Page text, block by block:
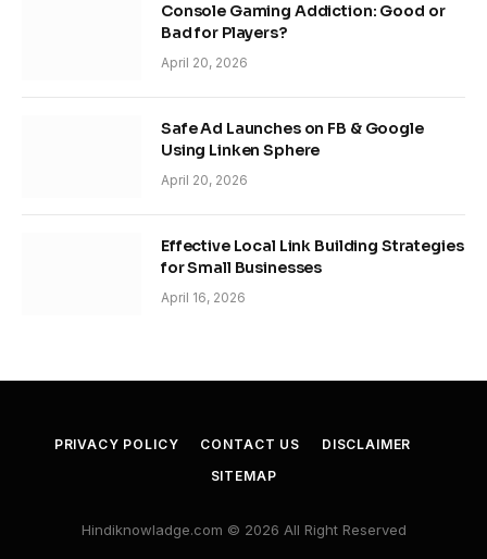
Console Gaming Addiction: Good or
Bad for Players?
April 20, 2026
Safe Ad Launches on FB & Google
Using Linken Sphere
April 20, 2026
Effective Local Link Building Strategies
for Small Businesses
April 16, 2026
PRIVACY POLICY CONTACT US
DISCLAIMER
SITEMAP
Hindiknowladge.com © 2026 All Right Reserved